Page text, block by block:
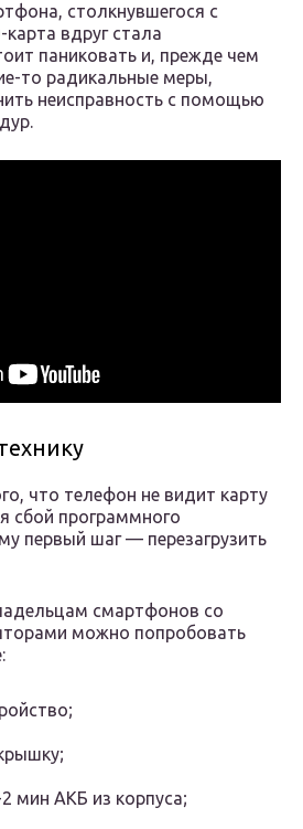
столкнувшегося с
карта вдруг стала
паниковать и, прежде чем
то радикальные меры,
неисправность с помощью
что телефон не видит карту
сбой программного
первый шаг — перезагрузить
смартфонов со
можно попробовать
мин АКБ из корпуса;